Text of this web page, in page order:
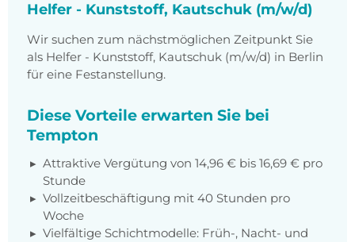
Helfer - Kunststoff, Kautschuk (m/w/d)
Wir suchen zum nächstmöglichen Zeitpunkt Sie
als Helfer - Kunststoff, Kautschuk (m/w/d) in Berlin
für eine Festanstellung.
Diese Vorteile erwarten Sie bei
Tempton
Attraktive Vergütung von 14,96 € bis 16,69 € pro
Stunde
Vollzeitbeschäftigung mit 40 Stunden pro
Woche
Vielfältige Schichtmodelle: Früh-, Nacht- und